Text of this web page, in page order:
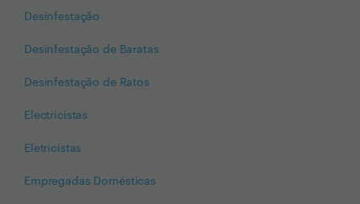
Desinfestação
Desinfestação de Baratas
Desinfestação de Ratos
Electricistas
Eletricistas
Empregadas Domésticas